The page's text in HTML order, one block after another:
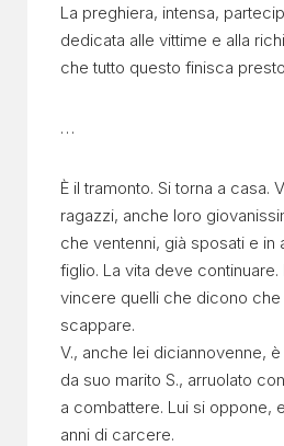
La preghiera, intensa,
dedicata alle vittime e alla
che tutto questo finisca
…
È il tramonto. Si torna a casa.
ragazzi, anche loro
che ventenni, già sposati e in
figlio. La vita deve
vincere quelli che dicono che
scappare.
V., anche lei diciannovenne,
da suo marito S., arruolato
a combattere. Lui si oppone,
anni di carcere.